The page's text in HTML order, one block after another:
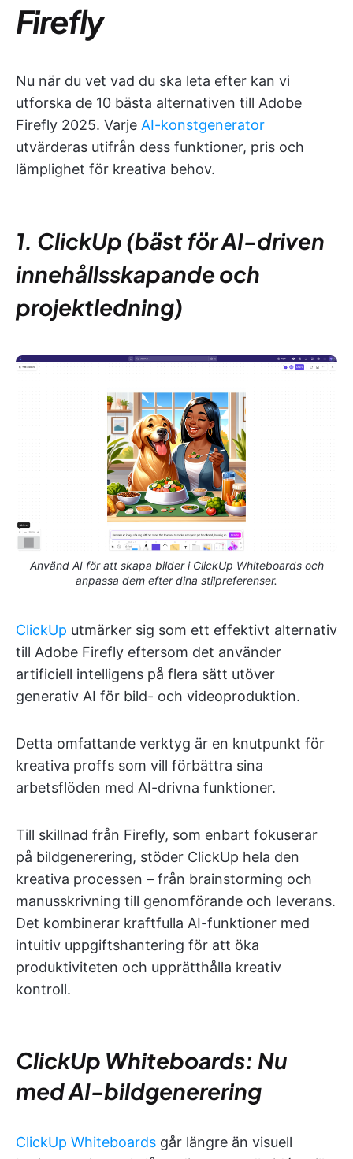
Firefly
Nu när du vet vad du ska leta efter kan vi
utforska de 10 bästa alternativen till Adobe
Firefly 2025. Varje AI-konstgenerator
utvärderas utifrån dess funktioner, pris och
lämplighet för kreativa behov.
1. ClickUp (bäst för AI-driven
innehållsskapande och
projektledning)
Använd AI för att skapa bilder i ClickUp Whiteboards och
anpassa dem efter dina stilpreferenser.
ClickUp utmärker sig som ett effektivt alternativ
till Adobe Firefly eftersom det använder
artificiell intelligens på flera sätt utöver
generativ AI för bild- och videoproduktion.
Detta omfattande verktyg är en knutpunkt för
kreativa proffs som vill förbättra sina
arbetsflöden med AI-drivna funktioner.
Till skillnad från Firefly, som enbart fokuserar
på bildgenerering, stöder ClickUp hela den
kreativa processen – från brainstorming och
manusskrivning till genomförande och leverans.
Det kombinerar kraftfulla AI-funktioner med
intuitiv uppgiftshantering för att öka
produktiviteten och upprätthålla kreativ
kontroll.
ClickUp Whiteboards: Nu
med AI-bildgenerering
ClickUp Whiteboards går längre än visuell